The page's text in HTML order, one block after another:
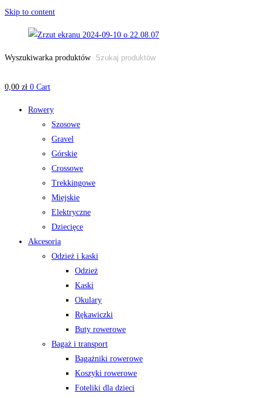
Skip to content
Wyszukiwarka produktów
0,00 zł 0 Cart
Rowery
Szosowe
Gravel
Górskie
Crossowe
Trekkingowe
Miejskie
Elektryczne
Dziecięce
Akcesoria
Odzież i kaski
Odzież
Kaski
Okulary
Rękawiczki
Buty rowerowe
Bagaż i transport
Bagażniki rowerowe
Koszyki rowerowe
Foteliki dla dzieci